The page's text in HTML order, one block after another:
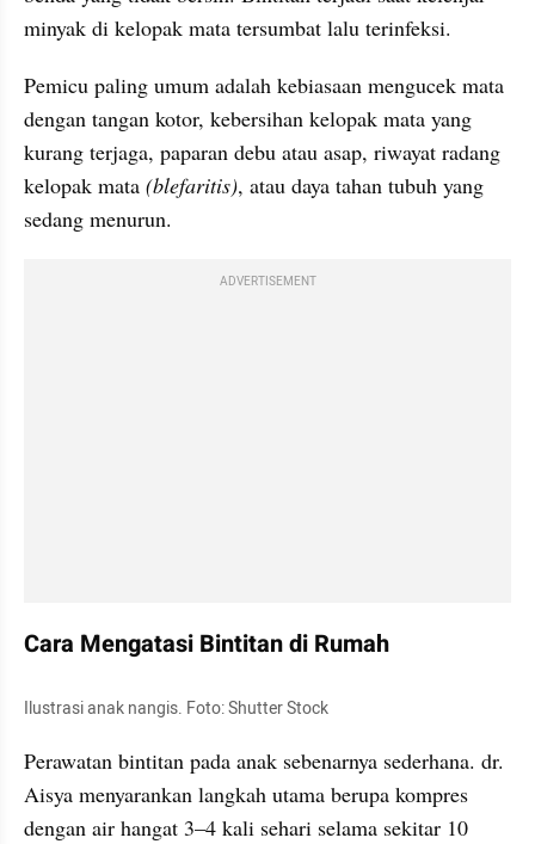
minyak di kelopak mata tersumbat lalu terinfeksi.
Pemicu paling umum adalah kebiasaan mengucek mata
dengan tangan kotor, kebersihan kelopak mata yang
kurang terjaga, paparan debu atau asap, riwayat radang
kelopak mata (blefaritis), atau daya tahan tubuh yang
sedang menurun.
ADVERTISEMENT
Cara Mengatasi Bintitan di Rumah
Ilustrasi anak nangis. Foto: Shutter Stock
Perawatan bintitan pada anak sebenarnya sederhana. dr.
Aisya menyarankan langkah utama berupa kompres
dengan air hangat 3–4 kali sehari selama sekitar 10